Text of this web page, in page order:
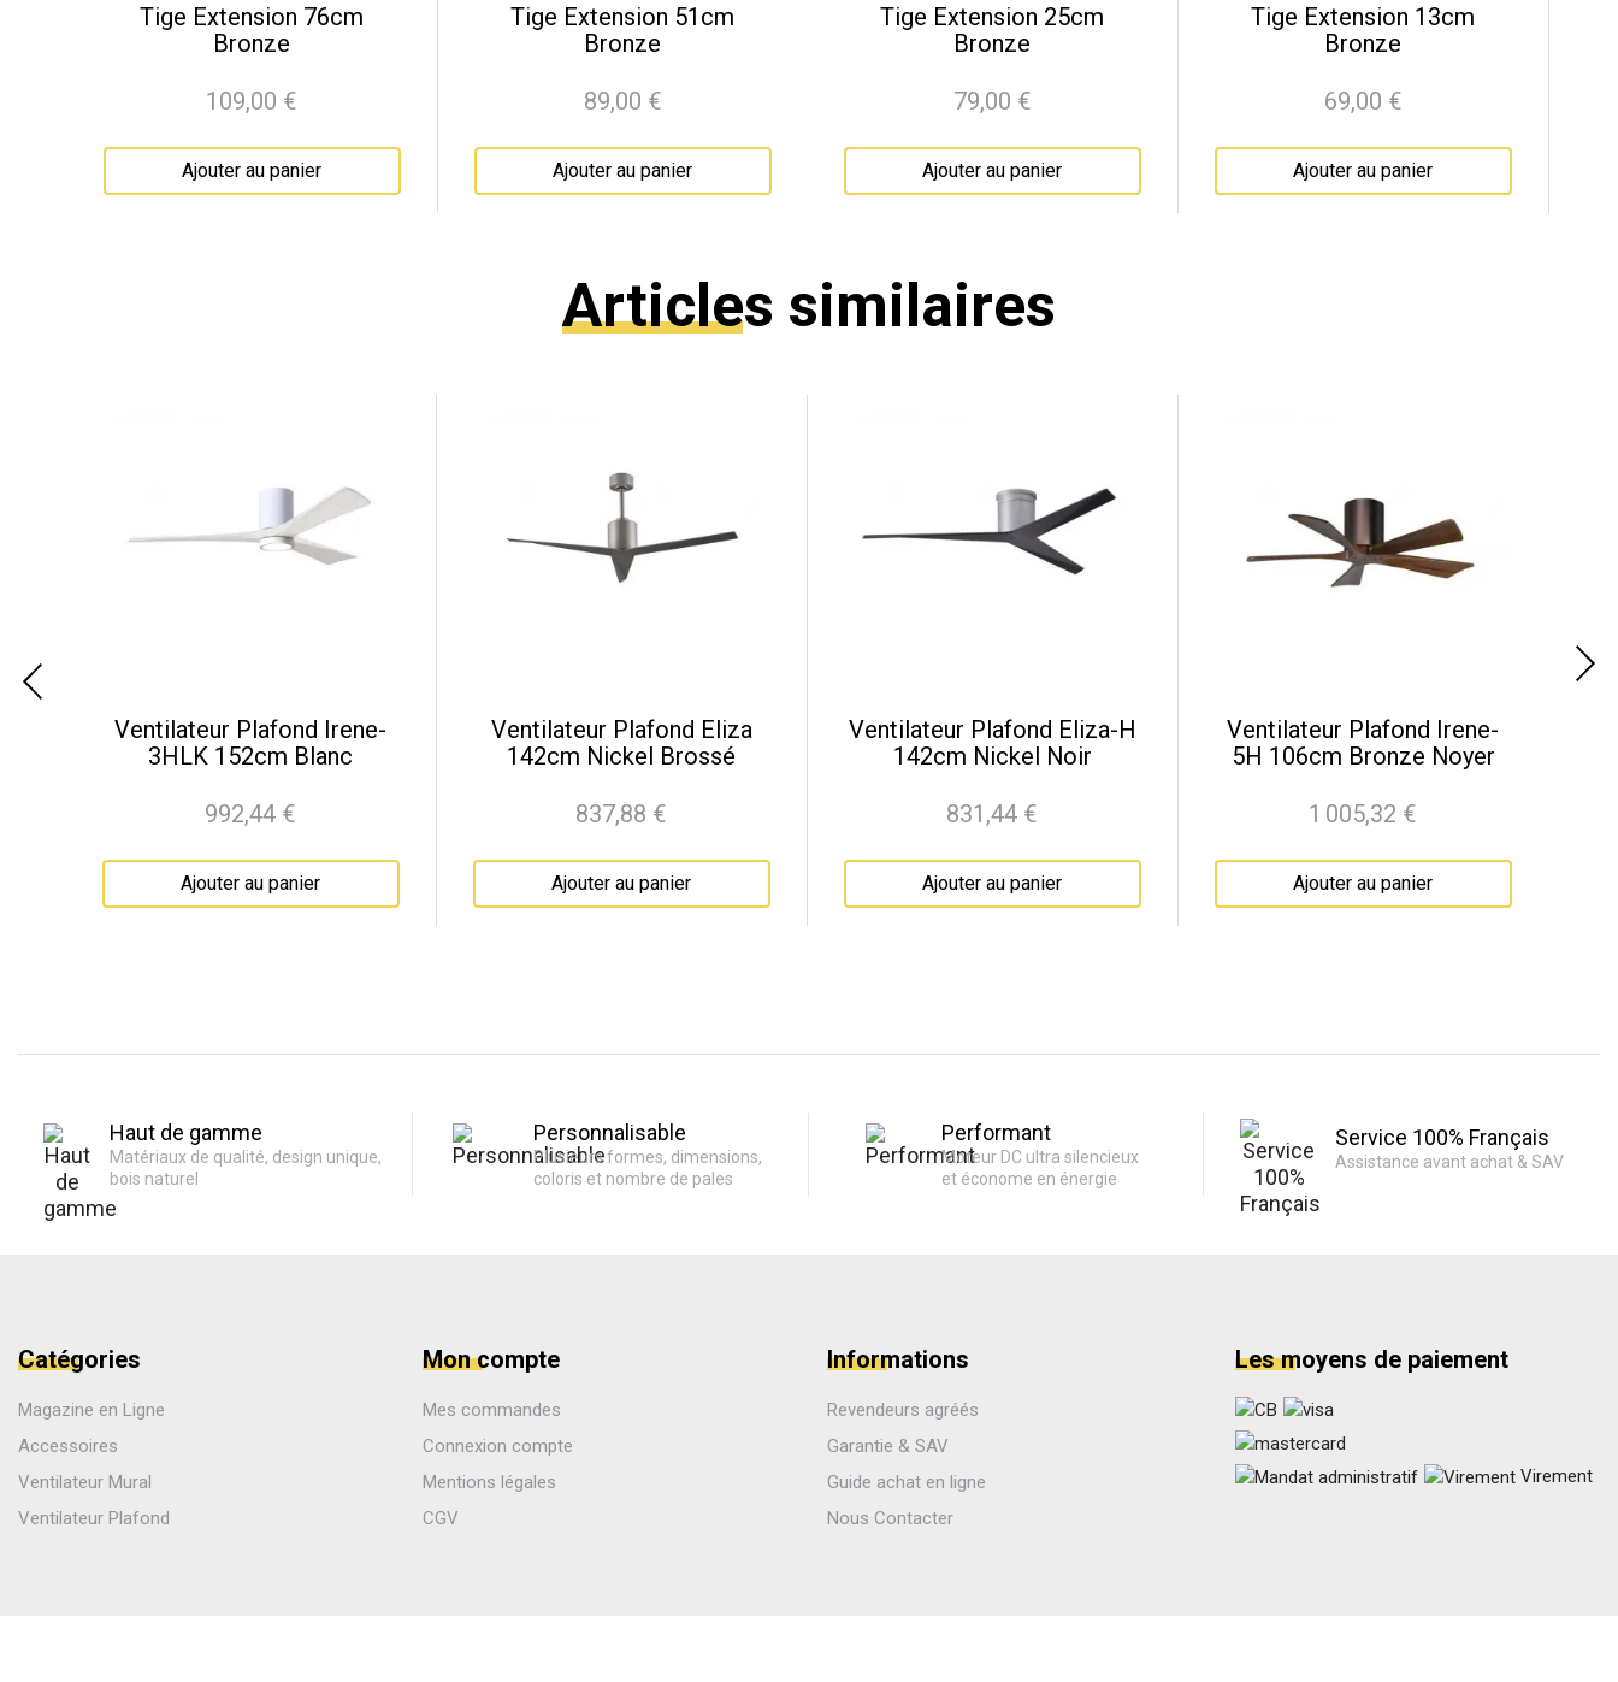
Tige Extension 76cm
Bronze
Prix
109,00 €
Ajouter au panier
Tige Extension 51cm
Bronze
Prix
89,00 €
Ajouter au panier
Tige Extension 25cm
Bronze
Prix
79,00 €
Ajouter au panier
Tige Extension 13cm
Bronze
Prix
69,00 €
Ajouter au panier
Articles similaires
Ventilateur Plafond Irene-
3HLK 152cm Blanc
Prix
992,44 €
Ajouter au panier
Ventilateur Plafond Eliza
142cm Nickel Brossé
Prix
837,88 €
Ajouter au panier
Ventilateur Plafond Eliza-H
142cm Nickel Noir
Prix
831,44 €
Ajouter au panier
Ventilateur Plafond Irene-
5H 106cm Bronze Noyer
Prix
1 005,32 €
Ajouter au panier
Haut de gamme
Matériaux de qualité, design unique,
bois naturel
Personnalisable
Plusieurs formes, dimensions,
coloris et nombre de pales
Performant
Moteur DC ultra silencieux
et économe en énergie
Service 100% Français
Assistance avant achat & SAV
Catégories
Magazine en Ligne
Accessoires
Ventilateur Mural
Ventilateur Plafond
Mon compte
Mes commandes
Connexion compte
Mentions légales
CGV
Informations
Revendeurs agréés
Garantie & SAV
Guide achat en ligne
Nous Contacter
Les moyens de paiement
Virement